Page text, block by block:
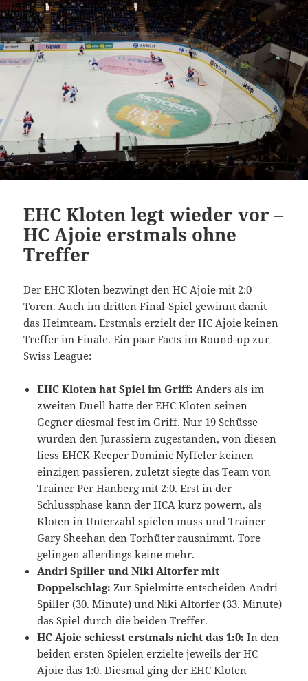
EHC Kloten legt wieder vor –
HC Ajoie erstmals ohne
Treffer
Der EHC Kloten bezwingt den HC Ajoie mit 2:0
Toren. Auch im dritten Final-Spiel gewinnt damit
das Heimteam. Erstmals erzielt der HC Ajoie keinen
Treffer im Finale. Ein paar Facts im Round-up zur
Swiss League:
EHC Kloten hat Spiel im Griff: Anders als im
zweiten Duell hatte der EHC Kloten seinen
Gegner diesmal fest im Griff. Nur 19 Schüsse
wurden den Jurassiern zugestanden, von diesen
liess EHCK-Keeper Dominic Nyffeler keinen
einzigen passieren, zuletzt siegte das Team von
Trainer Per Hanberg mit 2:0. Erst in der
Schlussphase kann der HCA kurz powern, als
Kloten in Unterzahl spielen muss und Trainer
Gary Sheehan den Torhüter rausnimmt. Tore
gelingen allerdings keine mehr.
Andri Spiller und Niki Altorfer mit
Doppelschlag: Zur Spielmitte entscheiden Andri
Spiller (30. Minute) und Niki Altorfer (33. Minute)
das Spiel durch die beiden Treffer.
HC Ajoie schiesst erstmals nicht das 1:0:In den
beiden ersten Spielen erzielte jeweils der HC
Ajoie das 1:0. Diesmal ging der EHC Kloten